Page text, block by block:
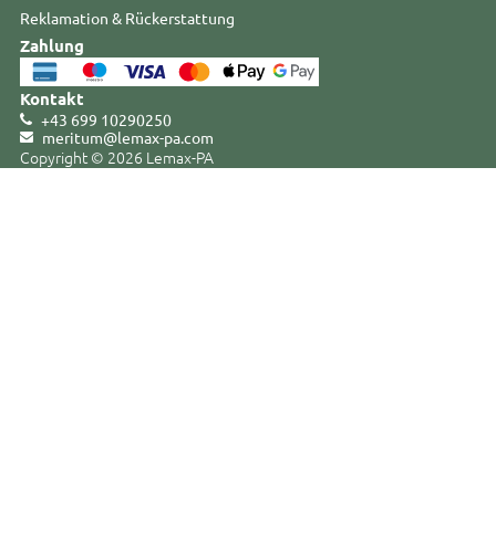
Reklamation & Rückerstattung
Zahlung
Kontakt
+43 699 10290250
meritum@lemax-pa.com
Copyright © 2026 Lemax-PA